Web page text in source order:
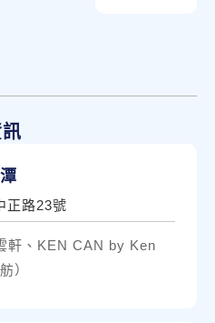
正路23號
軒、KEN CAN by Ken
）